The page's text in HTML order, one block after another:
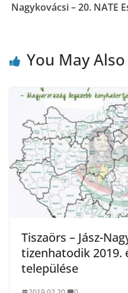
Nagykovácsi – 20. NATE
You May
Tiszaörs – Jász-
tizenhatodik 2019.
települése